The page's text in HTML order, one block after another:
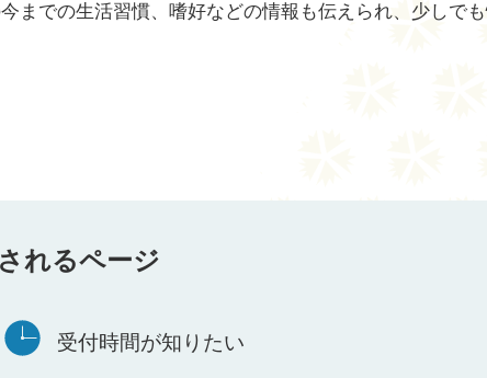
までの生活習慣、嗜好などの情報も伝えられ、少しで
れるページ
受付時間が知りたい